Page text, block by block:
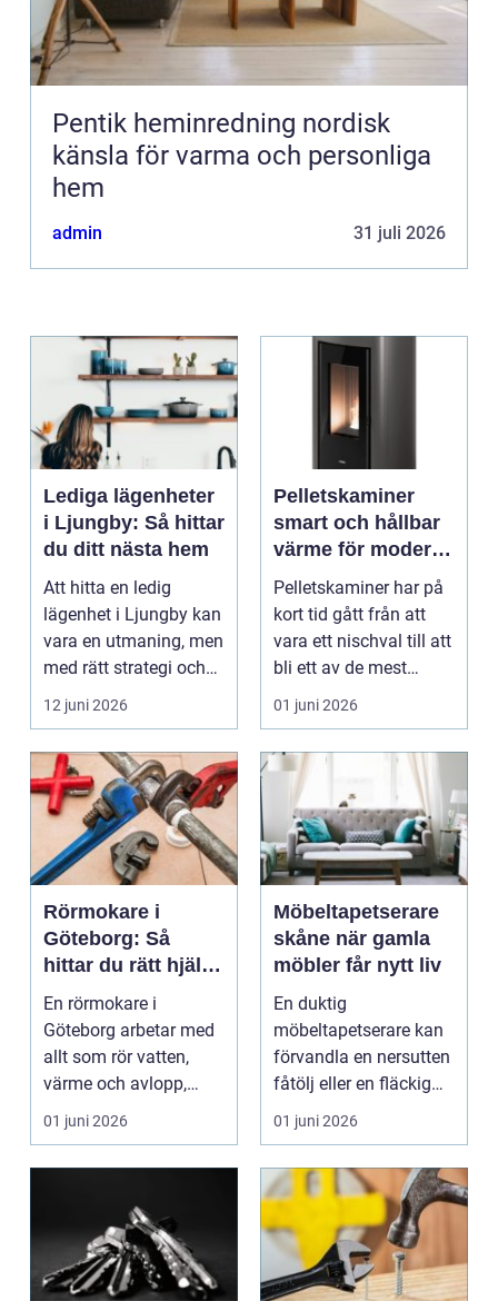
Pentik heminredning nordisk
känsla för varma och personliga
hem
admin 31 juli 2026
Lediga lägenheter
i Ljungby: Så hittar
du ditt nästa hem
Att hitta en ledig
lägenhet i Ljungby kan
vara en utmaning, men
med rätt strategi och
info...
12 juni 2026
Pelletskaminer
smart och hållbar
värme för moderna
hem
Pelletskaminer har på
kort tid gått från att
vara ett nischval till att
bli ett av de mest
intressan...
01 juni 2026
Rörmokare i
Göteborg: Så
hittar du rätt hjälp
för vatten, värme
och avlopp
En rörmokare i
Göteborg arbetar med
allt som rör vatten,
värme och avlopp,
b&ari...
01 juni 2026
Möbeltapetserare
skåne när gamla
möbler får nytt liv
En duktig
möbeltapetserare kan
förvandla en nersutten
fåtölj eller en fläckig
soffa till en favoritm...
01 juni 2026